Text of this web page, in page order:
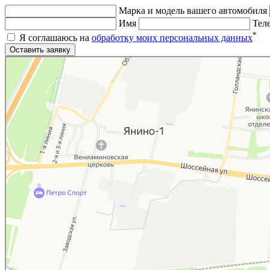
Марка и модель вашего автомобиля
Имя
Я соглашаюсь на обработку моих персональных данных*
Яндекс.Карты
Яндекс.Карты — поиск мест и адресов, городской транспорт